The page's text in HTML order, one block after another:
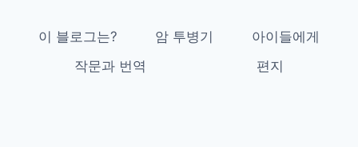
이 블로그는? 암 투병기
아이들에게
작문과 번역
편지